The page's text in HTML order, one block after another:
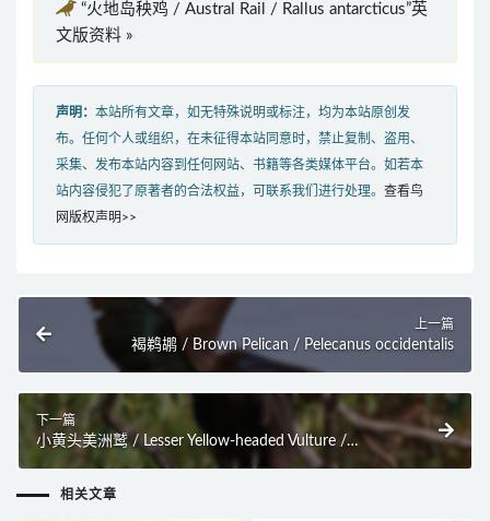
“火地岛秧鸡 / Austral Rail / Rallus antarcticus”英
文版资料 »
声明： 本站所有文章，如无特殊说明或标注，均为本站原创发
布。任何个人或组织，在未征得本站同意时，禁止复制、盗用、
采集、发布本站内容到任何网站、书籍等各类媒体平台。如若本
站内容侵犯了原著者的合法权益，可联系我们进行处理。 查看鸟
网版权声明>>
上一篇
褐鹈鹕 / Brown Pelican / Pelecanus occidentalis
下一篇
小黄头美洲鹫 / Lesser Yellow-headed Vulture /
Cathartes burrovianus
相关文章